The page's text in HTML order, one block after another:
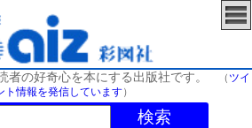
者の好奇心を本にする出版社です。 （ ツイ
ト情報を発信しています）
検索